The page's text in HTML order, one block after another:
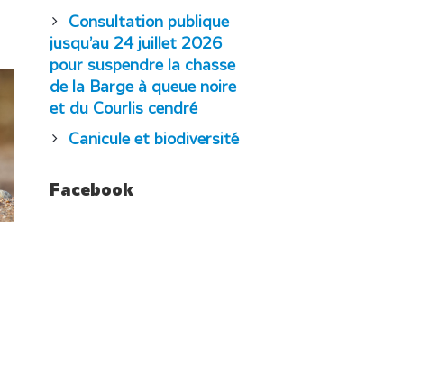
Consultation publique
jusqu’au 24 juillet 2026
pour suspendre la chasse
de la Barge à queue noire
et du Courlis cendré
Canicule et biodiversité
Facebook